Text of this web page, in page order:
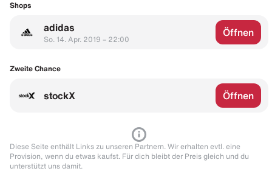
Shops
adidas
So. 14. Apr. 2019 – 22:00
Öffnen
Zweite Chance
stockX Öffnen
Diese Seite enthält Links zu unseren Partnern. Wir erhalten evtl. eine
Provision, wenn du etwas kaufst. Für dich bleibt der Preis gleich und du
unterstützt uns damit.